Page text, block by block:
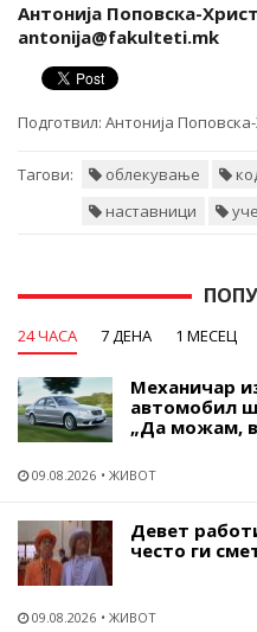
Антонија Поповска-
antonija@fakulteti.mk
Подготвил: Антонија
Тагови: облекување
наставници
24 ЧАСА 7 ДЕНА 1 МЕСЕЦ
Механичар
автомобил
„Да можам,
09.08.2026 ЖИВОТ
Девет
често ги
09.08.2026 ЖИВОТ